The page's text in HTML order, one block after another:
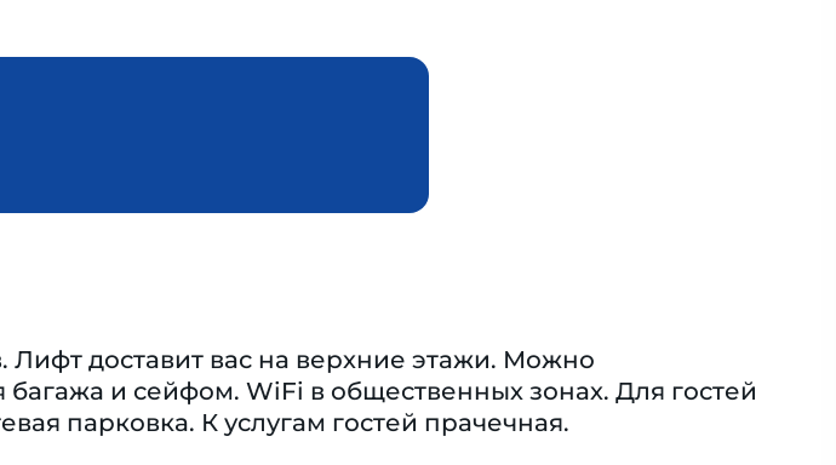
доставит вас на верхние этажи. Можно
и сейфом. WiFi в общественных зонах. Для гостей
парковка. К услугам гостей прачечная.